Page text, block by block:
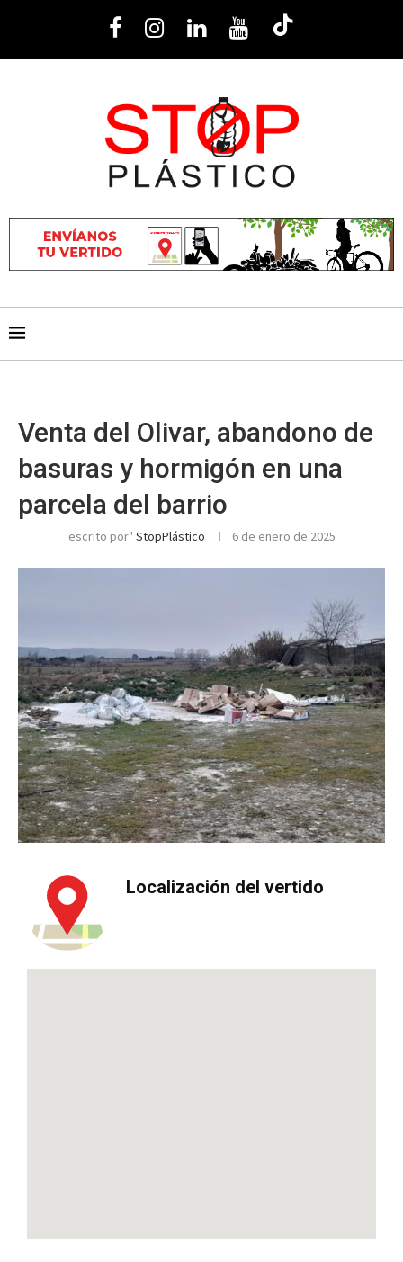
Venta del Olivar, abandono de
basuras y hormigón en una
parcela del barrio
escrito por" StopPlástico 6 de enero de 2025
Localización del vertido